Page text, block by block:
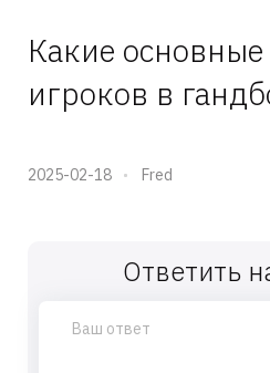
Какие
игроков в
2025-02-18 Fred
Ответить